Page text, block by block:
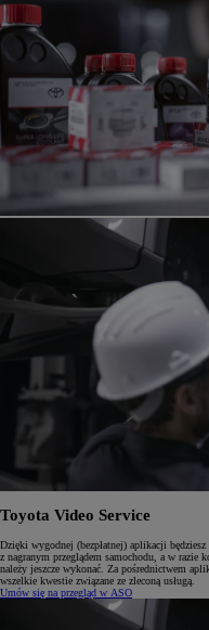
Toyota Video Service
Dzięki wygodnej (bezpłatnej) aplikacji
z nagranym przeglądem samochodu, a w razie
należy jeszcze wykonać. Za pośrednictwem
wszelkie kwestie związane ze zleconą usługą.
Umów się na przegląd w ASO